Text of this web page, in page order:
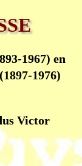
1967) en
1976)
Victor